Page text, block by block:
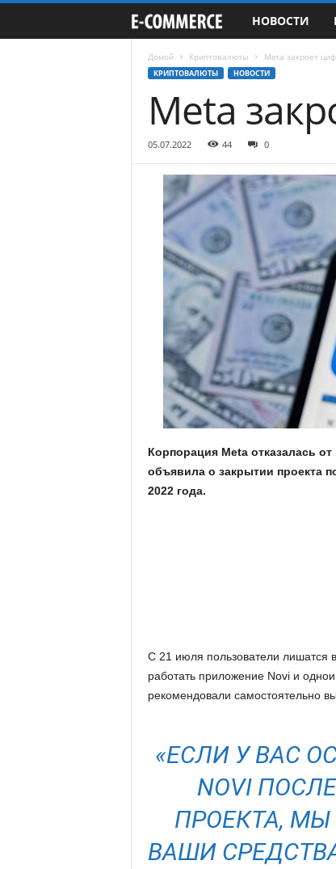
-
m
m
r
c
.
c
o
НОВОСТИ
Домой Криптовалюты Meta закроет
КРИПТОВАЛЮТЫ НОВОСТИ
Meta
05.07.2022 44 0
Корпорация Meta отказалась
объявила о закрытии проекта
2022 года.
С 21 июля пользователи лишатся
работать приложение Novi и
рекомендовали самостоятельно
«ЕСЛИ У ВАС
NOVI
ПРОЕКТА,
ВАШИ